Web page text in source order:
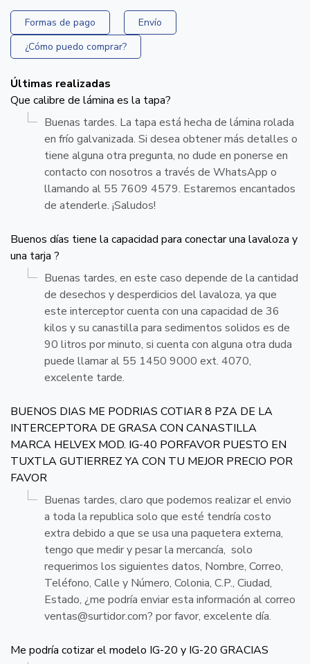
Formas de pago
Envío
¿Cómo puedo comprar?
Últimas realizadas
Que calibre de lámina es la tapa?
Buenas tardes. La tapa está hecha de lámina rolada
en frío galvanizada. Si desea obtener más detalles o
tiene alguna otra pregunta, no dude en ponerse en
contacto con nosotros a través de WhatsApp o
llamando al 55 7609 4579. Estaremos encantados
de atenderle. ¡Saludos!
Buenos días tiene la capacidad para conectar una lavaloza y
una tarja ?
Buenas tardes, en este caso depende de la cantidad
de desechos y desperdicios del lavaloza, ya que
este interceptor cuenta con una capacidad de 36
kilos y su canastilla para sedimentos solidos es de
90 litros por minuto, si cuenta con alguna otra duda
puede llamar al 55 1450 9000 ext. 4070,
excelente tarde.
BUENOS DIAS ME PODRIAS COTIAR 8 PZA DE LA
INTERCEPTORA DE GRASA CON CANASTILLA
MARCA HELVEX MOD. IG-40 PORFAVOR PUESTO EN
TUXTLA GUTIERREZ YA CON TU MEJOR PRECIO POR
FAVOR
Buenas tardes, claro que podemos realizar el envio
a toda la republica solo que esté tendría costo
extra debido a que se usa una paquetera externa,
tengo que medir y pesar la mercancía, solo
requerimos los siguientes datos, Nombre, Correo,
Teléfono, Calle y Número, Colonia, C.P., Ciudad,
Estado, ¿me podría enviar esta información al correo
ventas@surtidor.com? por favor, excelente día.
Me podría cotizar el modelo IG-20 y IG-20 GRACIAS